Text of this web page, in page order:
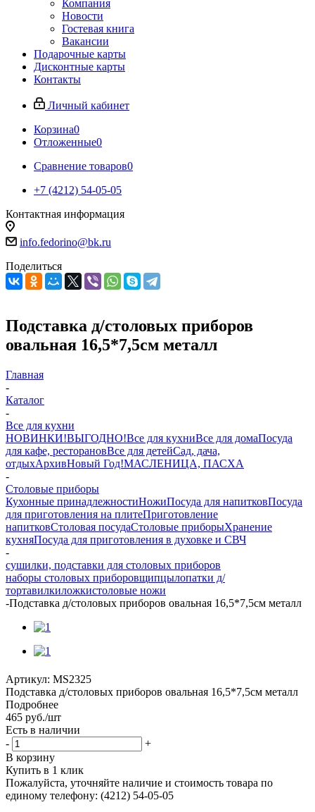
Компания
Новости
Гостевая книга
Вакансии
Подарочные карты
Дисконтные карты
Контакты
Личный кабинет
Корзина0
Отложенные0
Сравнение товаров0
+7 (4212) 54-05-05
Контактная информация
info.fedorino@bk.ru
Поделиться
Подставка д/столовых приборов
овальная 16,5*7,5см металл
Главная
-
Каталог
-
Все для кухни
НОВИНКИ!ВЫГОДНО!Все для кухниВсе для домаПосуда
для кафе, ресторановВсе для детейСад, дача,
отдыхАрхивНовый Год!МАСЛЕНИЦА, ПАСХА
-
Столовые приборы
Кухонные принадлежностиНожиПосуда для напитковПосуда
для приготовления на плитеПриготовление
напитковСтоловая посудаСтоловые приборыХранение
кухняПосуда для приготовления в духовке и СВЧ
-
сушилки, подставки для столовых приборов
наборы столовых приборовщипцылопатки д/
тортавилкиложкистоловые ножи
-Подставка д/столовых приборов овальная 16,5*7,5см металл
Артикул: MS2325
Подставка д/столовых приборов овальная 16,5*7,5см металл
Подробнее
465 руб./шт
Есть в наличии
-
+
В корзину
Купить в 1 клик
Пожалуйста, уточняйте наличие и стоимость товара по
единому телефону: (4212) 54-05-05